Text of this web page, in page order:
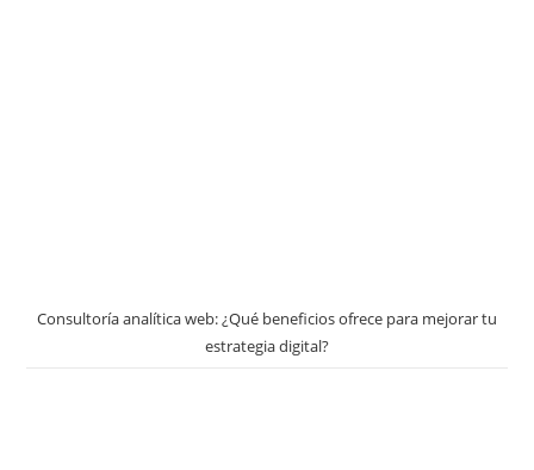
Consultoría analítica web: ¿Qué beneficios ofrece para mejorar tu
estrategia digital?